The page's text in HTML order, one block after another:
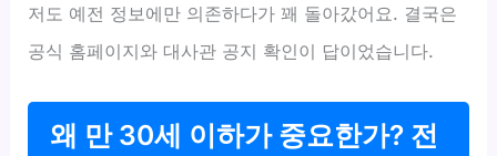
저도 예전 정보에만 의존하다가 꽤 돌아갔어요. 결국은
공식 홈페이지와 대사관 공지 확인이 답이었습니다.
왜 만 30세 이하가 중요한가? 전